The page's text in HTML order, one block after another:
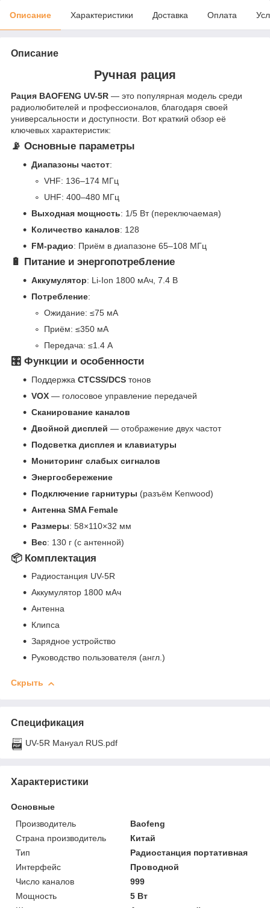
Описание Характеристики Доставка Оплата
Описание
Ручная рация
Рация BAOFENG UV-5R — это популярная модель среди
радиолюбителей и профессионалов, благодаря своей
универсальности и доступности. Вот краткий обзор её
ключевых характеристик:
📡 Основные параметры
Диапазоны частот:
VHF: 136–174 МГц
UHF: 400–480 МГц
Выходная мощность: 1/5 Вт (переключаемая)
Количество каналов: 128
FM-радио: Приём в диапазоне 65–108 МГц
🔋 Питание и энергопотребление
Аккумулятор: Li-Ion 1800 мАч, 7.4 В
Потребление:
Ожидание: ≤75 мА
Приём: ≤350 мА
Передача: ≤1.4 А
🎛️ Функции и особенности
Поддержка CTCSS/DCS тонов
VOX — голосовое управление передачей
Сканирование каналов
Двойной дисплей — отображение двух частот
Подсветка дисплея и клавиатуры
Мониторинг слабых сигналов
Энергосбережение
Подключение гарнитуры (разъём Kenwood)
Антенна SMA Female
Размеры: 58×110×32 мм
Вес: 130 г (с антенной)
📦 Комплектация
Радиостанция UV-5R
Аккумулятор 1800 мАч
Антенна
Клипса
Зарядное устройство
Руководство пользователя (англ.)
Скрыть
Спецификация
UV-5R Мануал RUS.pdf
Характеристики
Основные
Производитель
Baofeng
Страна производитель
Китай
Тип
Радиостанция портативная
Интерфейс
Проводной
Число каналов
999
Мощность
5 Вт